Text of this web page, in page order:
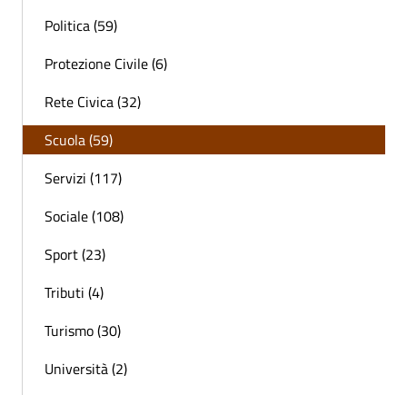
Politica (59)
Protezione Civile (6)
Rete Civica (32)
Scuola (59)
Servizi (117)
Sociale (108)
Sport (23)
Tributi (4)
Turismo (30)
Università (2)